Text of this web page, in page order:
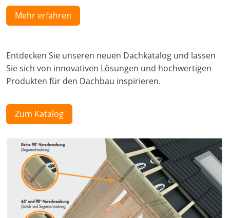
Mehr erfahren
Entdecken Sie unseren neuen Dachkatalog und lassen
Sie sich von innovativen Lösungen und hochwertigen
Produkten für den Dachbau inspirieren.
Zum Katalog